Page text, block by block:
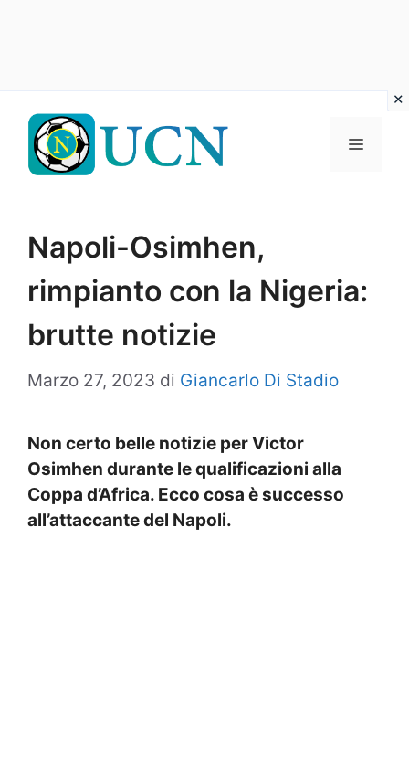
contenuto
Menu
Napoli-Osimhen,
rimpianto con la Nigeria:
brutte notizie
Marzo 27, 2023 di Giancarlo Di Stadio
Non certo belle notizie per Victor
Osimhen durante le qualificazioni alla
Coppa d’Africa. Ecco cosa è successo
all’attaccante del Napoli.